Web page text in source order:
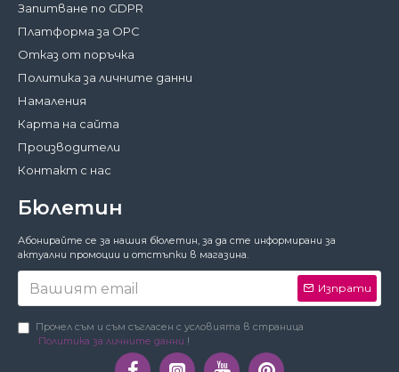
За да работи този сайт както трябва,
понякога запазваме на вашето устройство
малки файлове с данни, наричани
данни! Подробности
Запитване по GDPR
Платформа за ОРС
Отказ от поръчка
Политика за личните данни
Намаления
Карта на сайта
Производители
Контакт с нас
Бюлетин
Абонирайте се за нашия бюлетин, за да сте информирани за
актуални промоции и отстъпки в магазина.
Изпрати
Прочел съм и съм съгласен с условията в страница
Политика за личните данни !